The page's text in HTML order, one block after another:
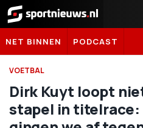
Sportnieuws.nl
NET BINNEN PODCAST
VOETBAL
Dirk Kuyt loopt
stapel in titelrace: